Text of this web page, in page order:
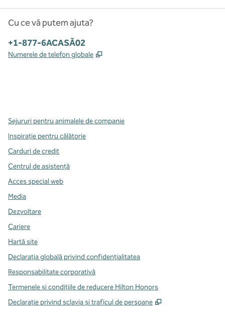
Cu ce vă putem ajuta?
Telefon:
+1-877-6ACASĂ02
Numerele de telefon globale ,
Sejururi pentru animalele de companie
Inspirație pentru călătorie
Carduri de credit
Centrul de asistență
Acces special web
Media
Dezvoltare
Cariere
Hartă site
Declarația globală privind confidenţialitatea
Responsabilitate corporativă
Termenele și condițiile de reducere Hilton Honors
Declarație privind sclavia și traficul de persoane
,